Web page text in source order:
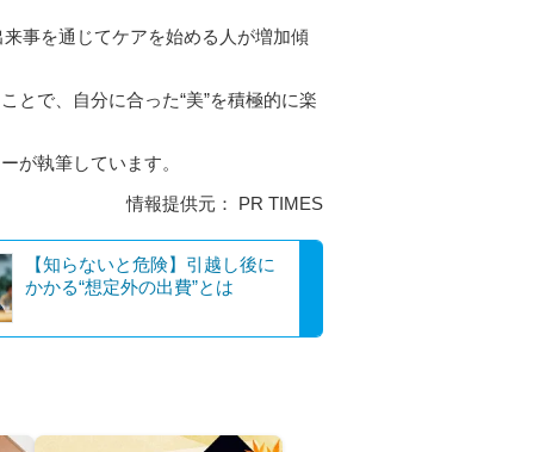
事を通じてケアを始める人が増加傾
とで、自分に合った“美”を積極的に楽
が執筆しています。
情報提供元： PR TIMES
【知らないと危険】引越し後に
かかる“想定外の出費”とは